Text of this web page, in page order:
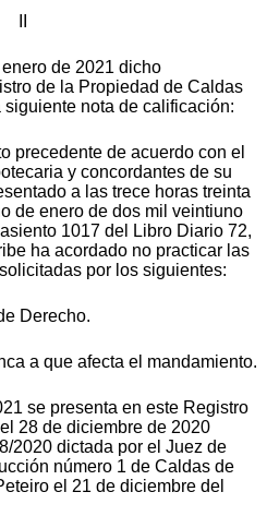
de 2021 dicho
de la Propiedad de Caldas
nota de calificación:
precedente de acuerdo con el
y concordantes de su
a las trece horas treinta
de enero de dos mil veintiuno
1017 del Libro Diario 72,
ha acordado no practicar las
por los siguientes:
Derecho.
a que afecta el mandamiento.
se presenta en este Registro
28 de diciembre de 2020
2020 dictada por el Juez de
número 1 de Caldas de
el 21 de diciembre del